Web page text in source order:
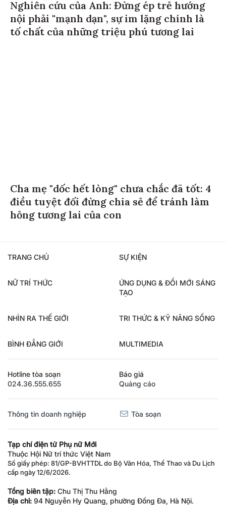
Nghiên cứu của Anh: Đừng ép trẻ hướng
nội phải "mạnh dạn", sự im lặng chính là
tố chất của những triệu phú tương lai
Cha mẹ "dốc hết lòng" chưa chắc đã tốt: 4
điều tuyệt đối đừng chia sẻ để tránh làm
hỏng tương lai của con
TRANG CHỦ SỰ KIỆN
NỮ TRÍ THỨC
ỨNG DỤNG & ĐỔI MỚI SÁNG
TẠO
NHÌN RA THẾ GIỚI TRI THỨC & KỸ NĂNG SỐNG
BÌNH ĐẲNG GIỚI MULTIMEDIA
Hotline tòa soạn
024.36.555.655
Báo giá
Quảng cáo
Thông tin doanh nghiệp Tòa soạn
Tạp chí điện tử Phụ nữ Mới
Thuộc Hội Nữ trí thức Việt Nam
Số giấy phép: 81/GP-BVHTTDL do Bộ Văn Hóa, Thể Thao và Du Lịch
cấp ngày 12/6/2026.
Tổng biên tập: Chu Thị Thu Hằng
Địa chỉ: 94 Nguyễn Hy Quang, phường Đống Đa, Hà Nội.